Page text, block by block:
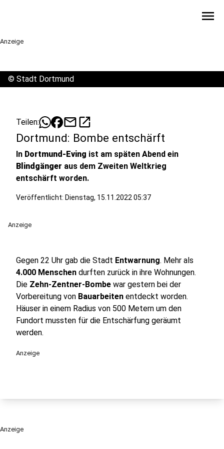
menu
Anzeige
© Stadt Dortmund
Teilen: mailopen_in_new
Dortmund: Bombe entschärft
In Dortmund-Eving ist am späten Abend ein
Blindgänger aus dem Zweiten Weltkrieg
entschärft worden.
Veröffentlicht: Dienstag, 15.11.2022 05:37
Anzeige
Gegen 22 Uhr gab die Stadt Entwarnung. Mehr als
4.000 Menschen durften zurück in ihre Wohnungen.
Die Zehn-Zentner-Bombe war gestern bei der
Vorbereitung von Bauarbeiten entdeckt worden.
Häuser in einem Radius von 500 Metern um den
Fundort mussten für die Entschärfung geräumt
werden.
Anzeige
Anzeige